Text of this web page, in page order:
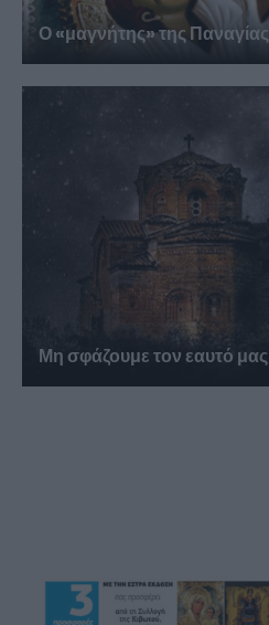
Ο «μαγνήτης» της Παναγίας
Μη σφάζουμε τον εαυτό μας